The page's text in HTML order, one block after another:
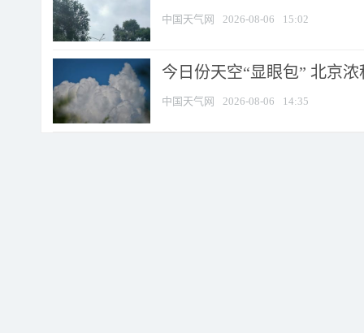
中国天气网 2026-08-06 15:02
今日份天空“显眼包” 北京
中国天气网 2026-08-06 14:35